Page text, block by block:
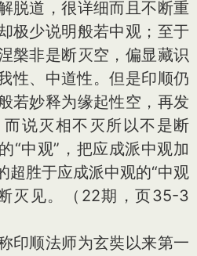
道，很详细而且不断重
极少说明般若中观；至于
槃非是断灭空，偏显藏识
、中道性。但是印顺仍
若妙释为缘起性空，再发
说灭相不灭所以不是断
“中观”，把应成派中观加
超胜于应成派中观的“中观
灭见。（22期，页35-3
顺法师为玄奘以来第一